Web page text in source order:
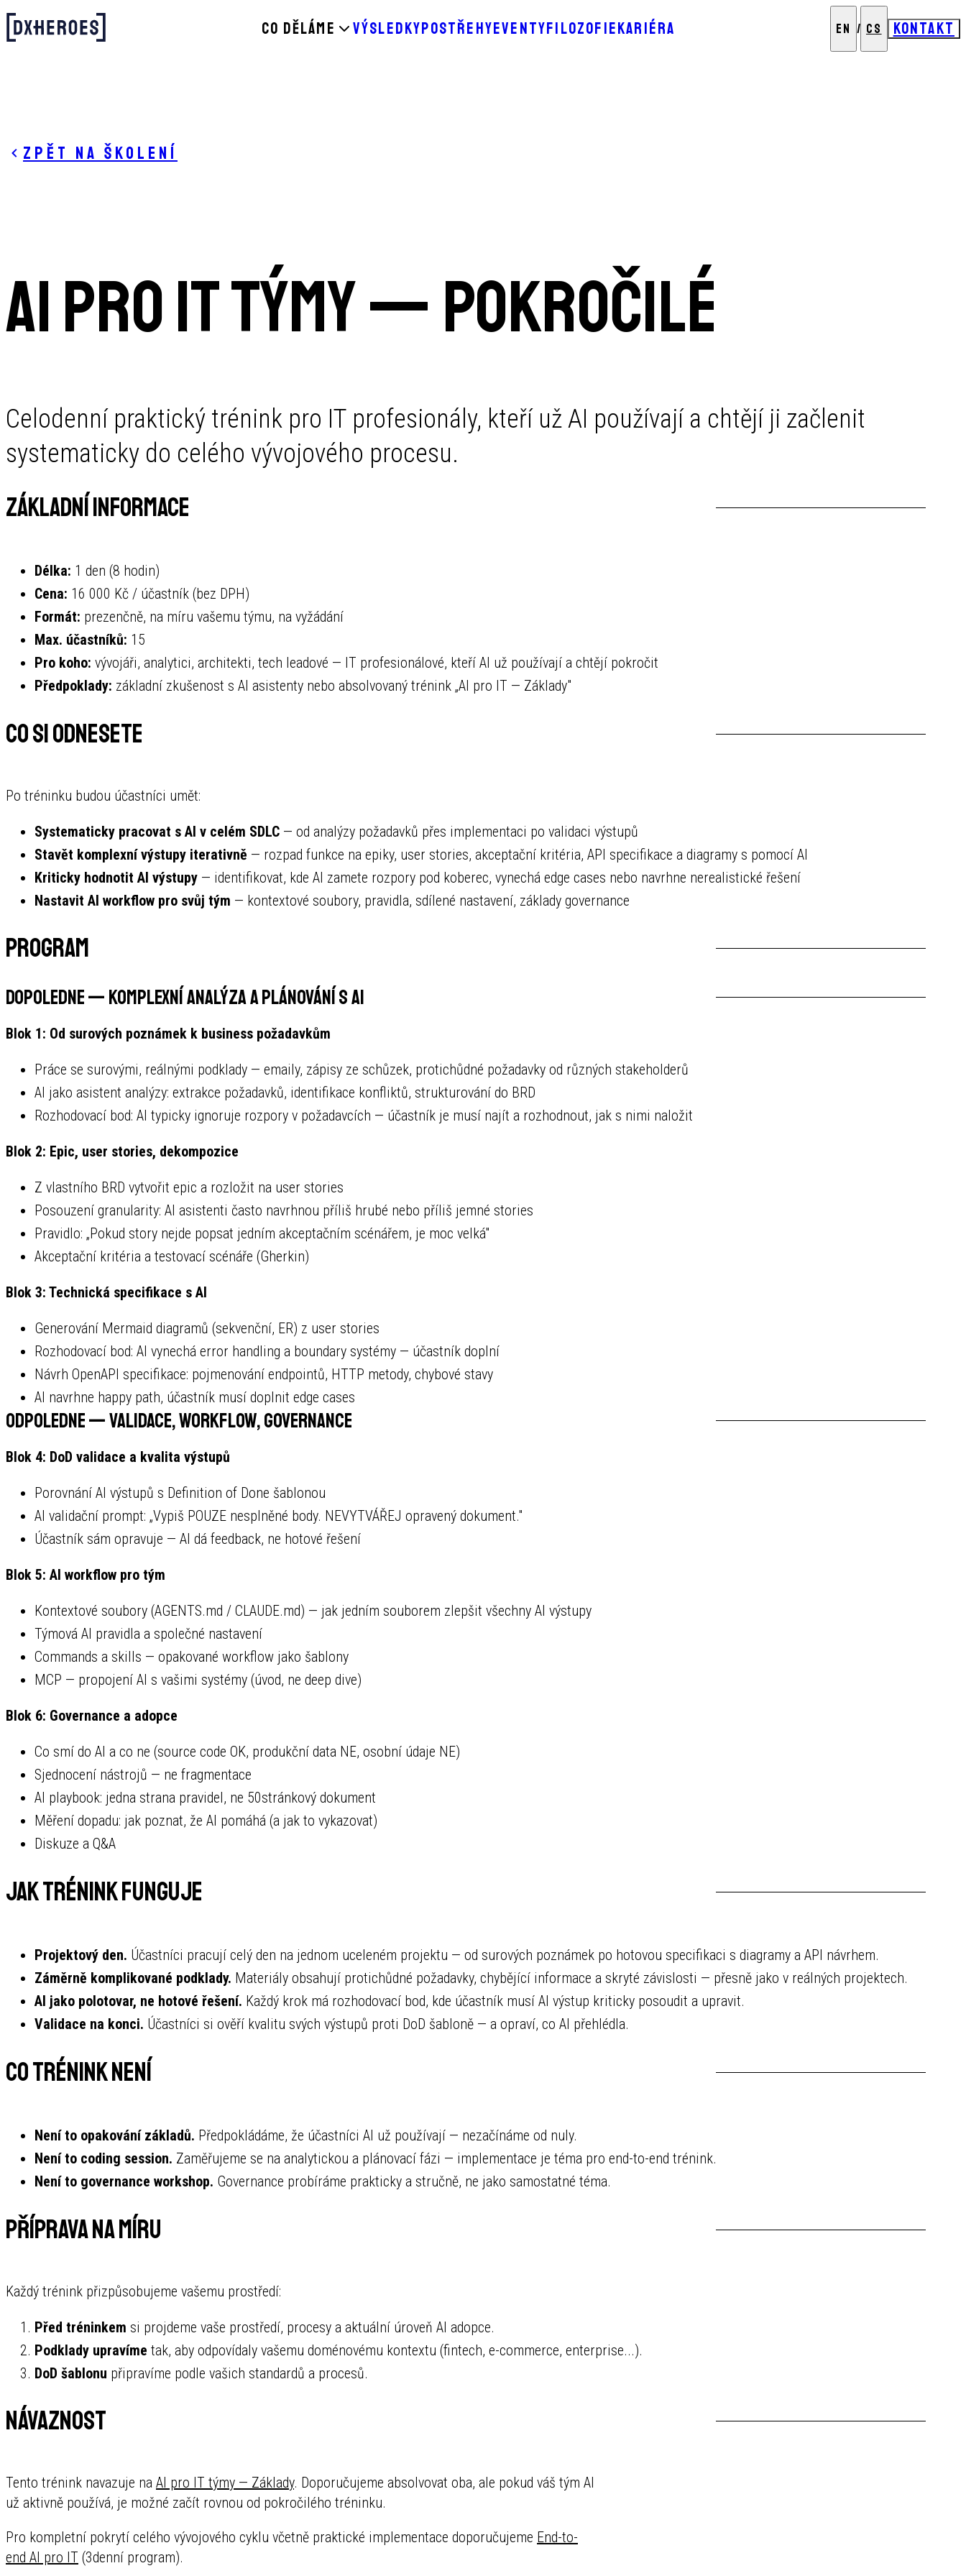
CO DĚLÁME VÝSLEDKYPOSTŘEHYEVENTYFILOZOFIEKARIÉRA EN / CS KONTAKT
Zpět na školení
AI pro IT týmy — Pokročilé
Celodenní praktický trénink pro IT profesionály, kteří už AI používají a chtějí ji začlenit
systematicky do celého vývojového procesu.
Základní informace
Délka: 1 den (8 hodin)
Cena: 16 000 Kč / účastník (bez DPH)
Formát: prezenčně, na míru vašemu týmu, na vyžádání
Max. účastníků: 15
Pro koho: vývojáři, analytici, architekti, tech leadové — IT profesionálové, kteří AI už používají a chtějí pokročit
Předpoklady: základní zkušenost s AI asistenty nebo absolvovaný trénink „AI pro IT — Základy"
Co si odnesete
Po tréninku budou účastníci umět:
Systematicky pracovat s AI v celém SDLC — od analýzy požadavků přes implementaci po validaci výstupů
Stavět komplexní výstupy iterativně — rozpad funkce na epiky, user stories, akceptační kritéria, API specifikace a diagramy s pomocí AI
Kriticky hodnotit AI výstupy — identifikovat, kde AI zamete rozpory pod koberec, vynechá edge cases nebo navrhne nerealistické řešení
Nastavit AI workflow pro svůj tým — kontextové soubory, pravidla, sdílené nastavení, základy governance
Program
Dopoledne — Komplexní analýza a plánování s AI
Blok 1: Od surových poznámek k business požadavkům
Práce se surovými, reálnými podklady — emaily, zápisy ze schůzek, protichůdné požadavky od různých stakeholderů
AI jako asistent analýzy: extrakce požadavků, identifikace konfliktů, strukturování do BRD
Rozhodovací bod: AI typicky ignoruje rozpory v požadavcích — účastník je musí najít a rozhodnout, jak s nimi naložit
Blok 2: Epic, user stories, dekompozice
Z vlastního BRD vytvořit epic a rozložit na user stories
Posouzení granularity: AI asistenti často navrhnou příliš hrubé nebo příliš jemné stories
Pravidlo: „Pokud story nejde popsat jedním akceptačním scénářem, je moc velká"
Akceptační kritéria a testovací scénáře (Gherkin)
Blok 3: Technická specifikace s AI
Generování Mermaid diagramů (sekvenční, ER) z user stories
Rozhodovací bod: AI vynechá error handling a boundary systémy — účastník doplní
Návrh OpenAPI specifikace: pojmenování endpointů, HTTP metody, chybové stavy
AI navrhne happy path, účastník musí doplnit edge cases
Odpoledne — Validace, workflow, governance
Blok 4: DoD validace a kvalita výstupů
Porovnání AI výstupů s Definition of Done šablonou
AI validační prompt: „Vypiš POUZE nesplněné body. NEVYTVÁŘEJ opravený dokument."
Účastník sám opravuje — AI dá feedback, ne hotové řešení
Blok 5: AI workflow pro tým
Kontextové soubory (AGENTS.md / CLAUDE.md) — jak jedním souborem zlepšit všechny AI výstupy
Týmová AI pravidla a společné nastavení
Commands a skills — opakované workflow jako šablony
MCP — propojení AI s vašimi systémy (úvod, ne deep dive)
Blok 6: Governance a adopce
Co smí do AI a co ne (source code OK, produkční data NE, osobní údaje NE)
Sjednocení nástrojů — ne fragmentace
AI playbook: jedna strana pravidel, ne 50stránkový dokument
Měření dopadu: jak poznat, že AI pomáhá (a jak to vykazovat)
Diskuze a Q&A
Jak trénink funguje
Projektový den. Účastníci pracují celý den na jednom uceleném projektu — od surových poznámek po hotovou specifikaci s diagramy a API návrhem.
Záměrně komplikované podklady. Materiály obsahují protichůdné požadavky, chybějící informace a skryté závislosti — přesně jako v reálných projektech.
AI jako polotovar, ne hotové řešení. Každý krok má rozhodovací bod, kde účastník musí AI výstup kriticky posoudit a upravit.
Validace na konci. Účastníci si ověří kvalitu svých výstupů proti DoD šabloně — a opraví, co AI přehlédla.
Co trénink není
Není to opakování základů. Předpokládáme, že účastníci AI už používají — nezačínáme od nuly.
Není to coding session. Zaměřujeme se na analytickou a plánovací fázi — implementace je téma pro end-to-end trénink.
Není to governance workshop. Governance probíráme prakticky a stručně, ne jako samostatné téma.
Příprava na míru
Každý trénink přizpůsobujeme vašemu prostředí:
Před tréninkem si projdeme vaše prostředí, procesy a aktuální úroveň AI adopce.
Podklady upravíme tak, aby odpovídaly vašemu doménovému kontextu (fintech, e-commerce, enterprise...).
DoD šablonu připravíme podle vašich standardů a procesů.
Návaznost
Tento trénink navazuje na AI pro IT týmy — Základy. Doporučujeme absolvovat oba, ale pokud váš tým AI
už aktivně používá, je možné začít rovnou od pokročilého tréninku.
Pro kompletní pokrytí celého vývojového cyklu včetně praktické implementace doporučujeme End-to-
end AI pro IT (3denní program).